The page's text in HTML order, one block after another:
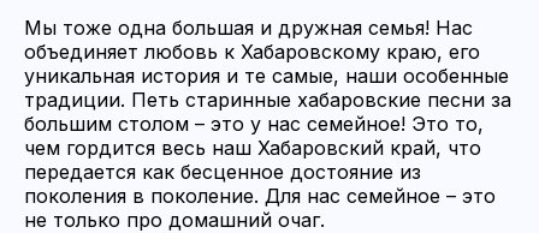
Мы тоже одна большая и дружная семья! Нас
объединяет любовь к Хабаровскому краю, его
уникальная история и те самые, наши особенные
традиции. Петь старинные хабаровские песни за
большим столом – это у нас семейное! Это то,
чем гордится весь наш Хабаровский край, что
передается как бесценное достояние из
поколения в поколение. Для нас семейное – это
не только про домашний очаг.